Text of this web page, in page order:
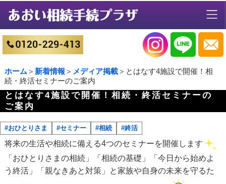
ホーム ＞ 新着情報 ＞ メディア掲載＞とはなす4施設で開催！相
続・終活セミナーのご案内
とはなす4施設で開催！相続・終活セミナーの
ご案内
#おひとりさま #セミナー #相続 #終活
将来の生活や相続に備える4つのセミナーを開催します
「おひとりさまの相続」「相続の基礎」「今日から始めよ
う終活」「親なきあと対策」と家族や自身の未来を守るた